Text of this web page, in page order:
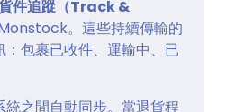
件追蹤（Track &
。這些持續傳輸的
包裹已收件、運輸中、已
統之間自動同步。當退貨程